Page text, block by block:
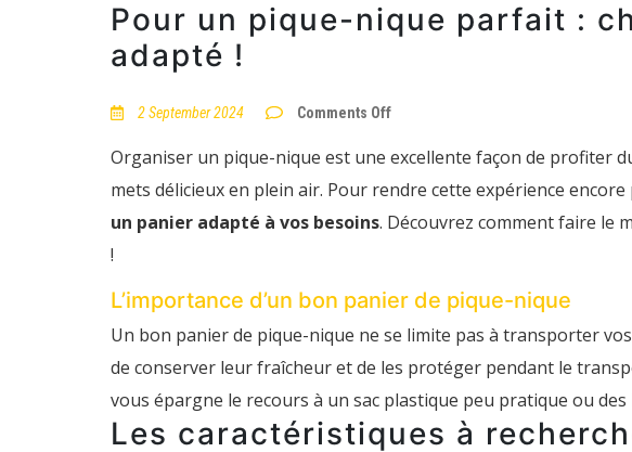
Pour un pique-nique parfait :
adapté !
2 September 2024 Comments Offon
pique-
parfait
choisissez
!
Organiser un pique-nique est une excellente façon de profiter
mets délicieux en plein air. Pour rendre cette expérience
un panier adapté à vos besoins. Découvrez comment faire le
!
L’importance d’un bon panier de pique-nique
Un bon panier de pique-nique ne se limite pas à transporter
de conserver leur fraîcheur et de les protéger pendant le
vous épargne le recours à un sac plastique peu pratique ou
Les caractéristiques à